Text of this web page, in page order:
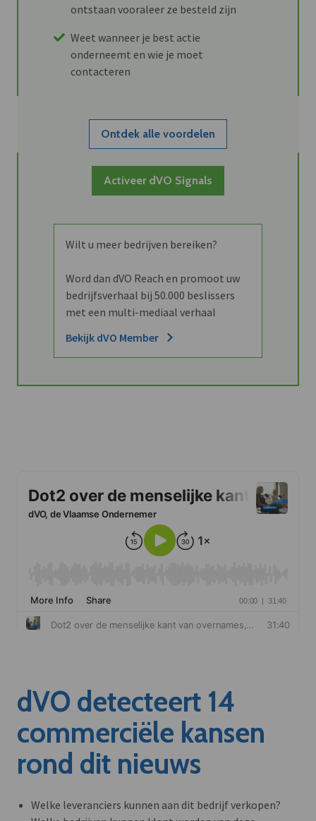
ontstaan vooraleer ze besteld zijn
Weet wanneer je best actie
onderneemt en wie je moet
contacteren
Ontdek alle voordelen
Activeer dVO Signals
Wilt u meer bedrijven bereiken?
Word dan dVO Reach en promoot uw
bedrijfsverhaal bij 50.000 beslissers
met een multi-mediaal verhaal
Bekijk dVO Member
dVO detecteert 14
commerciële kansen
rond dit nieuws
Welke leveranciers kunnen aan dit bedrijf verkopen?